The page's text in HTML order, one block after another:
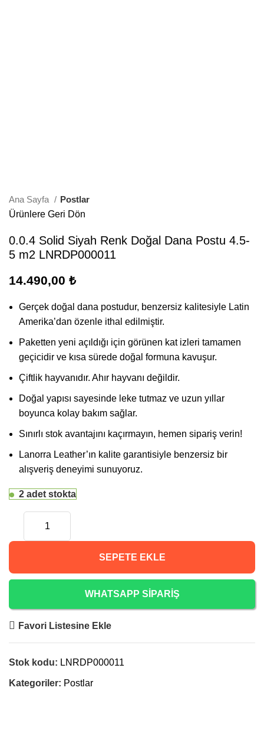
Ana Sayfa
Postlar
Ürünlere Geri Dön
0.0.4 Solid Siyah Renk Doğal Dana Postu 4.5-
5 m2 LNRDP000011
14.490,00 ₺
Gerçek doğal dana postudur, benzersiz kalitesiyle Latin
Amerika’dan özenle ithal edilmiştir.
Paketten yeni açıldığı için görünen kat izleri tamamen
geçicidir ve kısa sürede doğal formuna kavuşur.
Çiftlik hayvanıdır. Ahır hayvanı değildir.
Doğal yapısı sayesinde leke tutmaz ve uzun yıllar
boyunca kolay bakım sağlar.
Sınırlı stok avantajını kaçırmayın, hemen sipariş verin!
Lanorra Leather’ın kalite garantisiyle benzersiz bir
alışveriş deneyimi sunuyoruz.
2 adet stokta
SEPETE EKLE
WHATSAPP SİPARİŞ
Favori Listesine Ekle
Stok kodu: LNRDP000011
Kategoriler: Postlar